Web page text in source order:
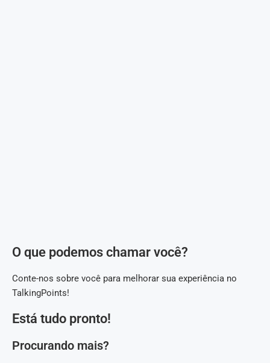
O que podemos chamar você?
Conte-nos sobre você para melhorar sua experiência no
TalkingPoints!
Está tudo pronto!
Procurando mais?